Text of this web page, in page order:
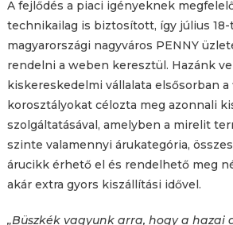
A fejlődés a piaci igényeknek
technikailag is biztosított, így július
magyarországi nagyváros PENNY
rendelni a weben keresztül. Hazánk
kiskereskedelmi vállalata elsősorban a
korosztályokat célozta meg azonnali
szolgáltatásával, amelyben a mirelit
szinte valamennyi árukategória,
árucikk érhető el és rendelhető meg
akár extra gyors kiszállítási idővel.
„Büszkék vagyunk arra, hogy a hazai